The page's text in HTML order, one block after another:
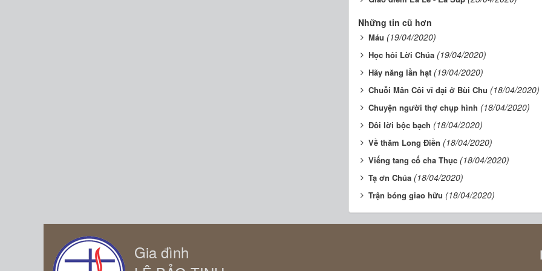
Những tin cũ hơn
Máu (19/04/2020)
Học hỏi Lời Chúa (19/04/2020)
Hãy năng lần hạt (19/04/2020)
Chuỗi Mân Côi vĩ đại ở Bùi Chu (18/04/2020)
Chuyện người thợ chụp hình (18/04/2020)
Đôi lời bộc bạch (18/04/2020)
Về thăm Long Điền (18/04/2020)
Viếng tang cố cha Thục (18/04/2020)
Tạ ơn Chúa (18/04/2020)
Trận bóng giao hữu (18/04/2020)
Gia đình